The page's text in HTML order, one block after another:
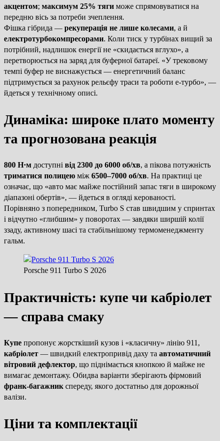
акцентом; максимум 25% тяги може спрямовуватися на
передню вісь за потреби зчеплення.
Фішка гібрида — рекуперація не лише колесами, а й
електротурбокомпресорами. Коли тиск у турбінах вищий за
потрібний, надлишок енергії не «скидається вглухо», а
перетворюється на заряд для буферної батареї. «У трековому
темпі буфер не виснажується — енергетичний баланс
підтримується за рахунок рельєфу траси та роботи е-турбо», —
йдеться у технічному описі.
Динаміка: широке плато моменту
та прогнозована реакція
800 Н·м доступні від 2300 до 6000 об/хв, а пікова потужність
триматися полицею між 6500–7000 об/хв. На практиці це
означає, що «авто має майже постійний запас тяги в широкому
діапазоні обертів», — йдеться в огляді керованості.
Порівняно з попередником, Turbo S став швидшим у спринтах
і відчутно «глибшим» у поворотах — завдяки ширшій колії
ззаду, активному шасі та стабільнішому термоменеджменту
гальм.
Porsche 911 Turbo S 2026
Практичність: купе чи кабріолет
— справа смаку
Купе пропонує жорсткіший кузов і «класичну» лінію 911,
кабріолет — швидкий електропривід даху та автоматичний
вітровий дефлектор, що піднімається кнопкою й майже не
вимагає демонтажу. Обидва варіанти зберігають фірмовий
франк-багажник спереду, якого достатньо для дорожньої
валізи.
Ціни та комплектації